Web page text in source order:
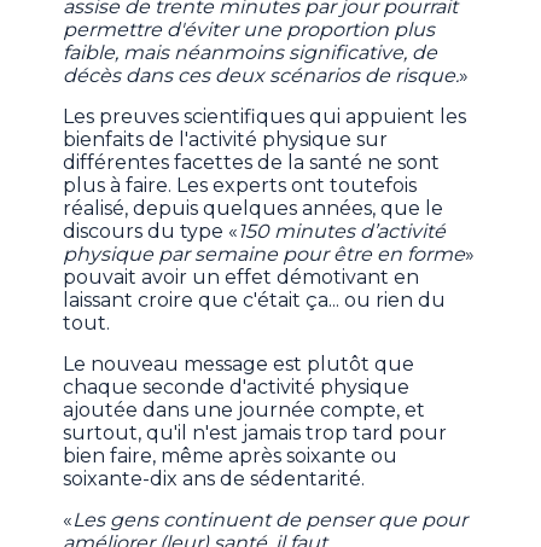
assise de trente minutes par jour pourrait
permettre d'éviter une proportion plus
faible, mais néanmoins significative, de
décès dans ces deux scénarios de risque.»
Les preuves scientifiques qui appuient les
bienfaits de l'activité physique sur
différentes facettes de la santé ne sont
plus à faire. Les experts ont toutefois
réalisé, depuis quelques années, que le
discours du type «150 minutes d’activité
physique par semaine pour être en forme»
pouvait avoir un effet démotivant en
laissant croire que c'était ça... ou rien du
tout.
Le nouveau message est plutôt que
chaque seconde d'activité physique
ajoutée dans une journée compte, et
surtout, qu'il n'est jamais trop tard pour
bien faire, même après soixante ou
soixante-dix ans de sédentarité.
«Les gens continuent de penser que pour